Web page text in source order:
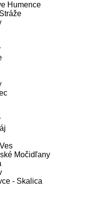
Humence
Močidľany
- Skalica